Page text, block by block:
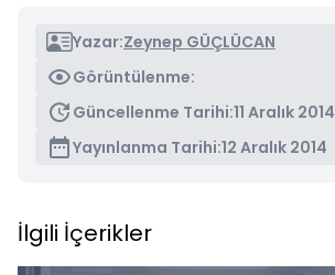
Yazar:Zeynep GÜÇLÜCAN
Görüntülenme:
Güncellenme Tarihi:11 Aralık 2014
Yayınlanma Tarihi:12 Aralık 2014
İlgili İçerikler